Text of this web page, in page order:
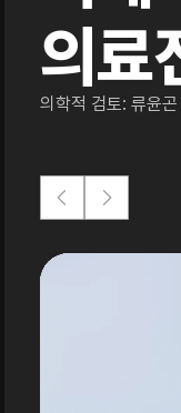
의료
의학적 검토: 류윤